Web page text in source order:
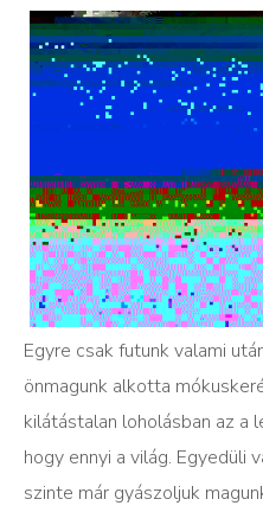
Egyre csak futunk valami
önmagunk alkotta
kilátástalan loholásban az a
hogy ennyi a világ. Egyedüli
szinte már gyászoljuk